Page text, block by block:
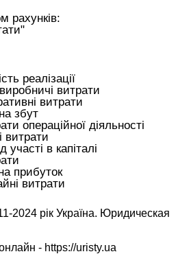
рахунків:
реалізації
витрати
витрати
збут
операційної діяльності
витрати
участі в капіталі
прибуток
витрати
2024 рік Україна. Юридическая
- https://uristy.ua